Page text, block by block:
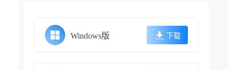
Windows版 下载